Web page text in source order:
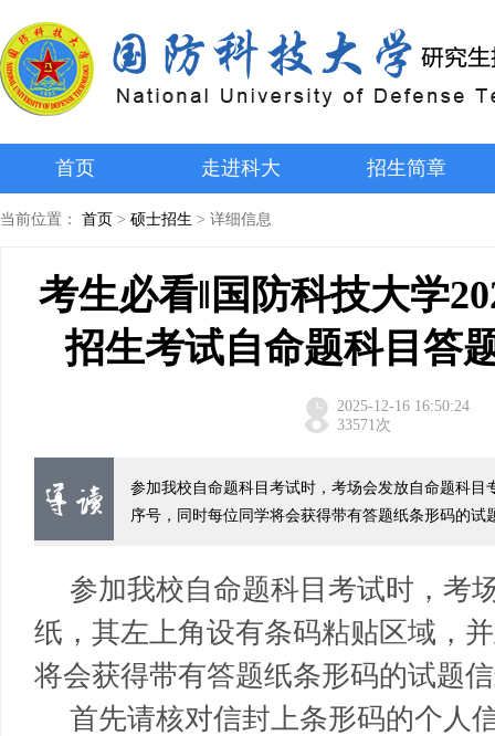
首页 走进科大 招生简章
当前位置： 首页 > 硕士招生 > 详细信息
考生必看‖国防科技大学
招生考试自命题科目答
2025-12-16 16:50:24
33571次
参加我校自命题科目考试时，考场会发放自命题科
序号，同时每位同学将会获得带有答题纸条形码的
参加我校自命题科目考试时，考
纸，其左上角设有条码粘贴区域，
将会获得带有答题纸条形码的试题
首先请核对信封上条形码的个人